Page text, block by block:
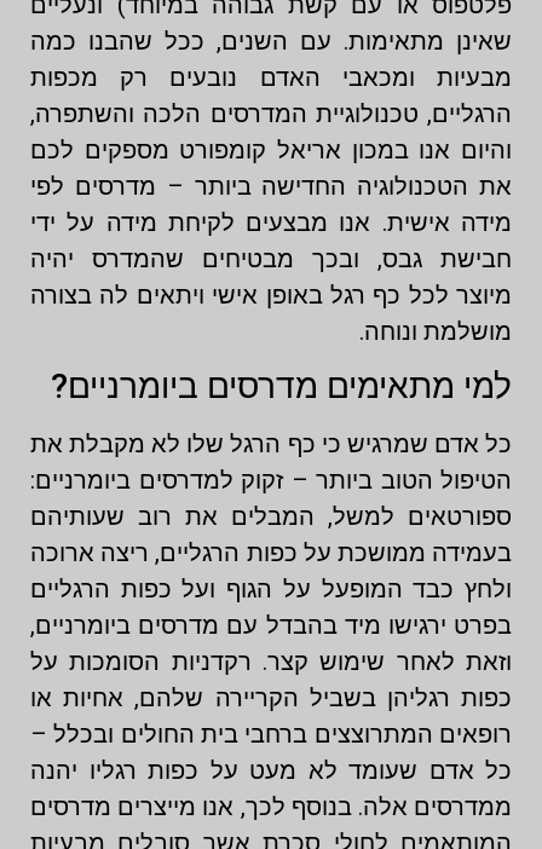
שאינן מתאימות. עם השנים, ככל שהבנו כמה
מבעיות ומכאבי האדם נובעים רק מכפות
הרגליים, טכנולוגיית המדרסים הלכה והשתפרה,
והיום אנו במכון אריאל קומפורט מספקים לכם
את הטכנולוגיה החדישה ביותר – מדרסים לפי
מידה אישית. אנו מבצעים לקיחת מידה על ידי
חבישת גבס, ובכך מבטיחים שהמדרס יהיה
מיוצר לכל כף רגל באופן אישי ויתאים לה בצורה
מושלמת ונוחה.
למי מתאימים מדרסים ביומרניים?
כל אדם שמרגיש כי כף הרגל שלו לא מקבלת את
הטיפול הטוב ביותר – זקוק למדרסים ביומרניים:
ספורטאים למשל, המבלים את רוב שעותיהם
בעמידה ממושכת על כפות הרגליים, ריצה ארוכה
ולחץ כבד המופעל על הגוף ועל כפות הרגליים
בפרט ירגישו מיד בהבדל עם מדרסים ביומרניים,
וזאת לאחר שימוש קצר. רקדניות הסומכות על
כפות רגליהן בשביל הקריירה שלהם, אחיות או
רופאים המתרוצצים ברחבי בית החולים ובכלל –
כל אדם שעומד לא מעט על כפות רגליו יהנה
ממדרסים אלה. בנוסף לכך, אנו מייצרים מדרסים
המותאמים לחולי סכרת אשר סובלים מבעיות